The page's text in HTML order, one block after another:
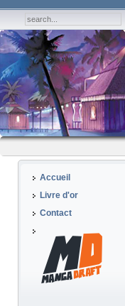
Accueil
Livre d'or
Contact